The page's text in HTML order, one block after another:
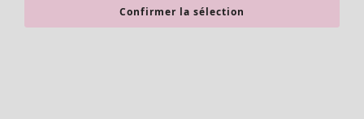
Confirmer la sélection